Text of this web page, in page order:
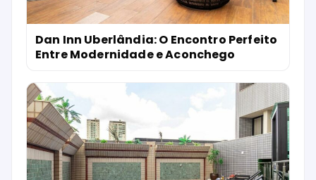
Dan Inn Uberlândia: O Encontro Perfeito
Entre Modernidade e Aconchego